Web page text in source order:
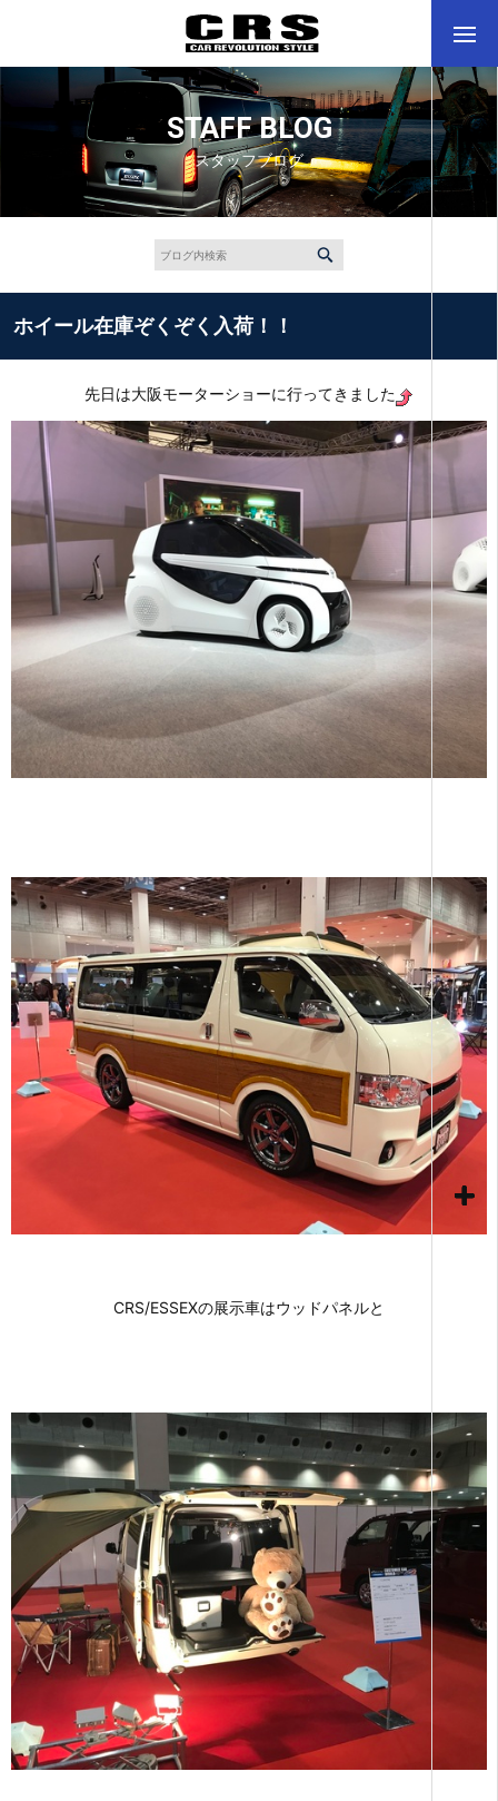
STAFF BLOG
スタッフブログ
ホイール在庫ぞくぞく入荷！！
先日は大阪モーターショーに行ってきました
CRS/ESSEXの展示車はウッドパネルと